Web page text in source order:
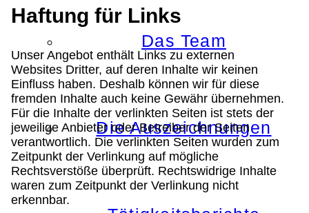
Das Team
Die Auszeichnungen
Haftung für Links
Unser Angebot enthält Links zu externen
Websites Dritter, auf deren Inhalte wir keinen
Einfluss haben. Deshalb können wir für diese
fremden Inhalte auch keine Gewähr übernehmen.
Für die Inhalte der verlinkten Seiten ist stets der
jeweilige Anbieter oder Betreiber der Seiten
verantwortlich. Die verlinkten Seiten wurden zum
Zeitpunkt der Verlinkung auf mögliche
Rechtsverstöße überprüft. Rechtswidrige Inhalte
waren zum Zeitpunkt der Verlinkung nicht
erkennbar.